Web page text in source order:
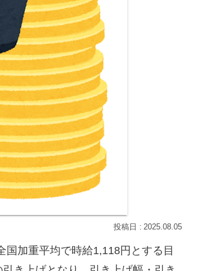
2025.08.05
加重平均で時給1,118円とする目